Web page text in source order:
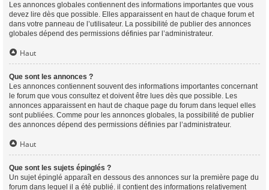
Les annonces globales contiennent des informations importantes que vous
devez lire dès que possible. Elles apparaissent en haut de chaque forum et
dans votre panneau de l’utilisateur. La possibilité de publier des annonces
globales dépend des permissions définies par l’administrateur.
Haut
Que sont les annonces ?
Les annonces contiennent souvent des informations importantes concernant
le forum que vous consultez et doivent être lues dès que possible. Les
annonces apparaissent en haut de chaque page du forum dans lequel elles
sont publiées. Comme pour les annonces globales, la possibilité de publier
des annonces dépend des permissions définies par l’administrateur.
Haut
Que sont les sujets épinglés ?
Un sujet épinglé apparaît en dessous des annonces sur la première page du
forum dans lequel il a été publié. il contient des informations relativement